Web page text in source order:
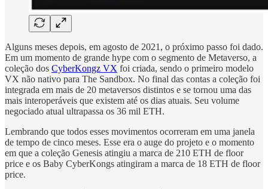
Alguns meses depois, em agosto de 2021, o próximo passo foi dado.
Em um momento de grande hype com o segmento de Metaverso, a
coleção dos CyberKongz VX foi criada, sendo o primeiro modelo
VX não nativo para The Sandbox. No final das contas a coleção foi
integrada em mais de 20 metaversos distintos e se tornou uma das
mais interoperáveis que existem até os dias atuais. Seu volume
negociado atual ultrapassa os 36 mil ETH.
Lembrando que todos esses movimentos ocorreram em uma janela
de tempo de cinco meses. Esse era o auge do projeto e o momento
em que a coleção Genesis atingiu a marca de 210 ETH de floor
price e os Baby CyberKongs atingiram a marca de 18 ETH de floor
price.